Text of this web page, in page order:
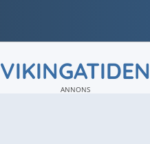
VIKINGATIDEN
ANNONS